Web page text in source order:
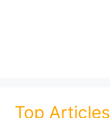
Top Articles